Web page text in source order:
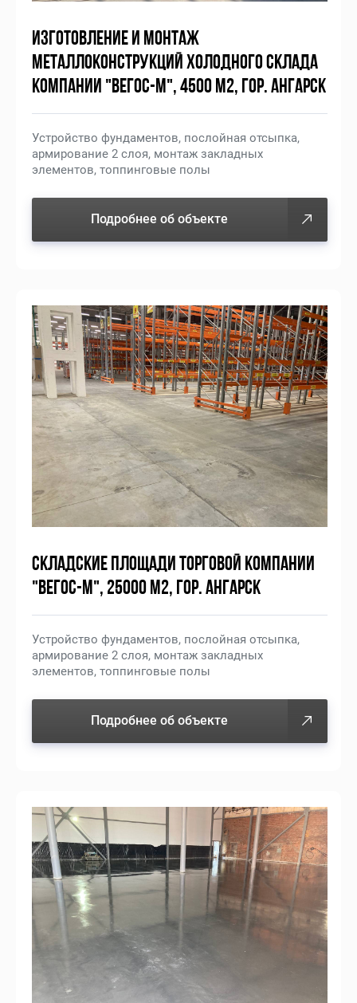
ИЗГОТОВЛЕНИЕ И МОНТАЖ
МЕТАЛЛОКОНСТРУКЦИЙ ХОЛОДНОГО СКЛАДА
КОМПАНИИ "ВЕГОС-М", 4500 М2, ГОР. АНГАРСК
Устройство фундаментов, послойная отсыпка,
армирование 2 слоя, монтаж закладных
элементов, топпинговые полы
Подробнее об объекте
СКЛАДСКИЕ ПЛОЩАДИ ТОРГОВОЙ КОМПАНИИ
"ВЕГОС-М", 25000 М2, ГОР. АНГАРСК
Устройство фундаментов, послойная отсыпка,
армирование 2 слоя, монтаж закладных
элементов, топпинговые полы
Подробнее об объекте